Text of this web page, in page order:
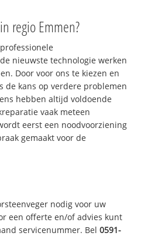
in regio Emmen?
nieuwste technologie werken
Door voor ons te kiezen en
de kans op verdere problemen
hebben altijd voldoende
vaak meteen
eerst een noodvoorziening
gemaakt voor de
nodig voor uw
een offerte en/of advies kunt
servicenummer. Bel0591-